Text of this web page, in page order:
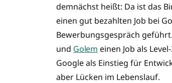
demnächst heißt: Da ist das
einen gut bezahlten Job bei
Bewerbungsgespräch
und Golem einen Job als
Google als Einstieg für
aber Lücken im Lebenslauf.